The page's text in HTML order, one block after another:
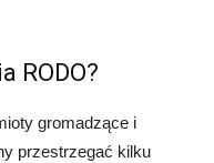
RODO?
gromadzące i
przestrzegać kilku